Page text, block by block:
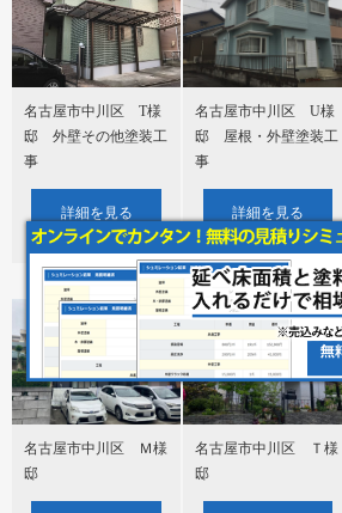
名古屋市中川区 T様
邸 外壁その他塗装工
事
詳細を見る
名古屋市中川区 U様
邸 屋根・外壁塗装工
事
詳細を見る
名古屋市中川区 Ｍ様
邸
名古屋市中川区 Ｔ様
邸